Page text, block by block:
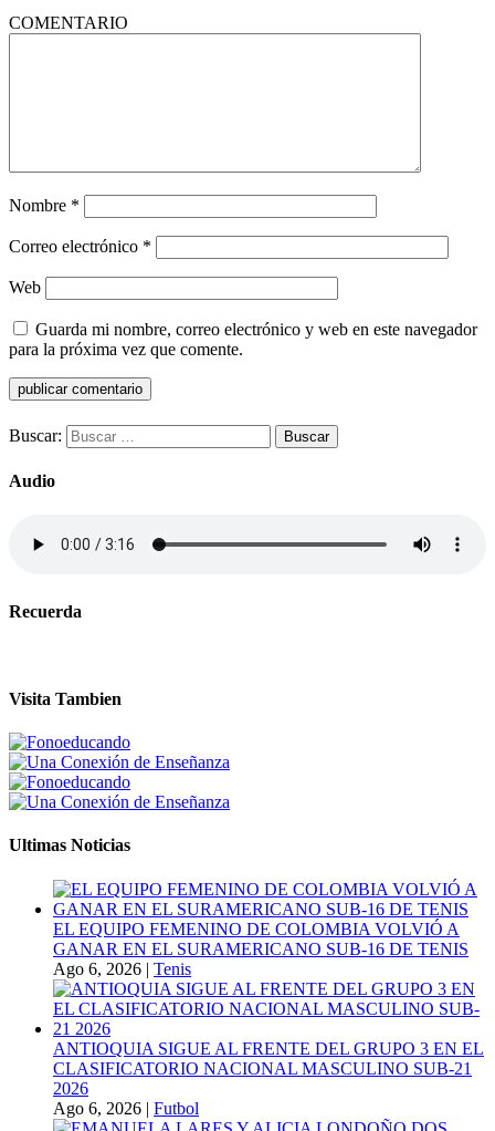
COMENTARIO
Nombre *
Correo electrónico *
Web
Guarda mi nombre, correo electrónico y web en este navegador
para la próxima vez que comente.
Buscar:
Audio
Recuerda
Visita Tambien
Ultimas Noticias
EL EQUIPO FEMENINO DE COLOMBIA VOLVIÓ A
GANAR EN EL SURAMERICANO SUB-16 DE TENIS
Ago 6, 2026 | Tenis
ANTIOQUIA SIGUE AL FRENTE DEL GRUPO 3 EN EL
CLASIFICATORIO NACIONAL MASCULINO SUB-21
2026
Ago 6, 2026 | Futbol